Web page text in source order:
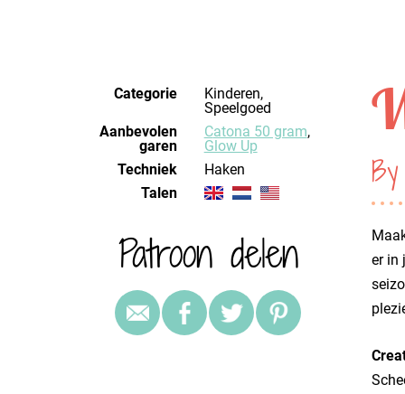
Categorie
Kinderen,
Speelgoed
Aanbevolen
garen
Catona 50 gram,
Glow Up
Techniek
haken
Talen
Patroon delen
er in